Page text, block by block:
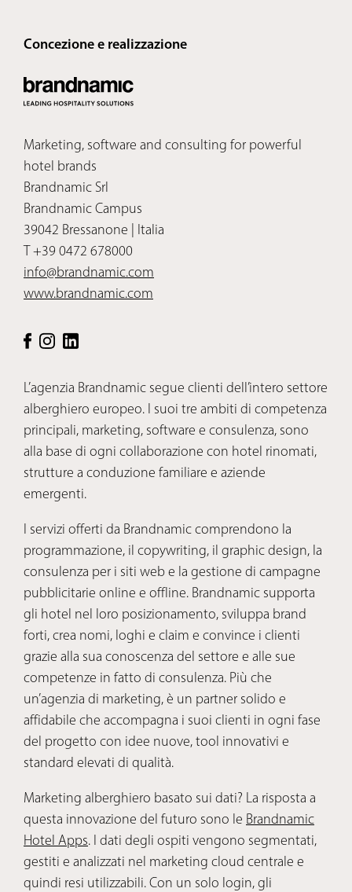
Concezione e realizzazione
Marketing, software and consulting for powerful
hotel brands
Brandnamic Srl
Brandnamic Campus
39042 Bressanone | Italia
T +39 0472 678000
info@brandnamic.com
www.brandnamic.com
L’agenzia Brandnamic segue clienti dell’intero settore
alberghiero europeo. I suoi tre ambiti di competenza
principali, marketing, software e consulenza, sono
alla base di ogni collaborazione con hotel rinomati,
strutture a conduzione familiare e aziende
emergenti.
I servizi offerti da Brandnamic comprendono la
programmazione, il copywriting, il graphic design, la
consulenza per i siti web e la gestione di campagne
pubblicitarie online e offline. Brandnamic supporta
gli hotel nel loro posizionamento, sviluppa brand
forti, crea nomi, loghi e claim e convince i clienti
grazie alla sua conoscenza del settore e alle sue
competenze in fatto di consulenza. Più che
un’agenzia di marketing, è un partner solido e
affidabile che accompagna i suoi clienti in ogni fase
del progetto con idee nuove, tool innovativi e
standard elevati di qualità.
Marketing alberghiero basato sui dati? La risposta a
questa innovazione del futuro sono le Brandnamic
Hotel Apps. I dati degli ospiti vengono segmentati,
gestiti e analizzati nel marketing cloud centrale e
quindi resi utilizzabili. Con un solo login, gli